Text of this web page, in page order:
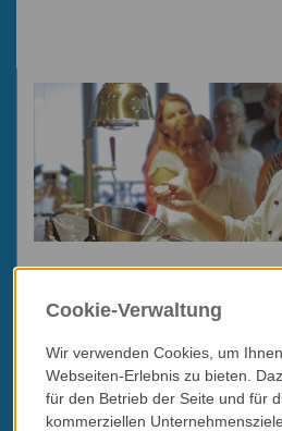
Die „Zutatenliste" der
Triestpartie
Auf Anfrage gemäß Ihren Wünschen
Teilnehmeranzahl
Cookie-Verwaltung
Wir verwenden Cookies, um
Webseiten-Erlebnis zu bieten.
für den Betrieb der Seite und für
kommerziellen